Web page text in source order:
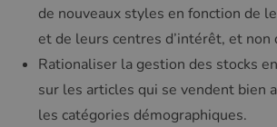
de nouveaux styles en fonction de
et de leurs centres d’intérêt, et non
Rationaliser la gestion des stocks
sur les articles qui se vendent bien
les catégories démographiques.